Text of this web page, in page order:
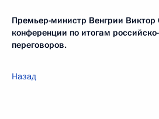
Премьер-министр Венгрии Виктор
конференции по итогам
переговоров.
Назад